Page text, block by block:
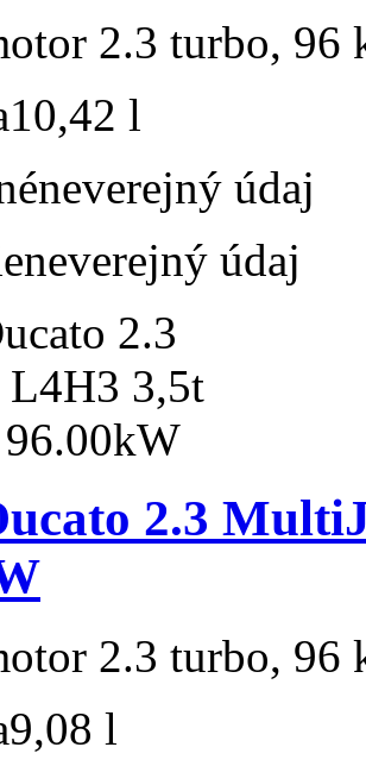
2.3 turbo, 96
10,42 l
neverejný údaj
neverejný údaj
2.3
2.3 turbo, 96
9,08 l